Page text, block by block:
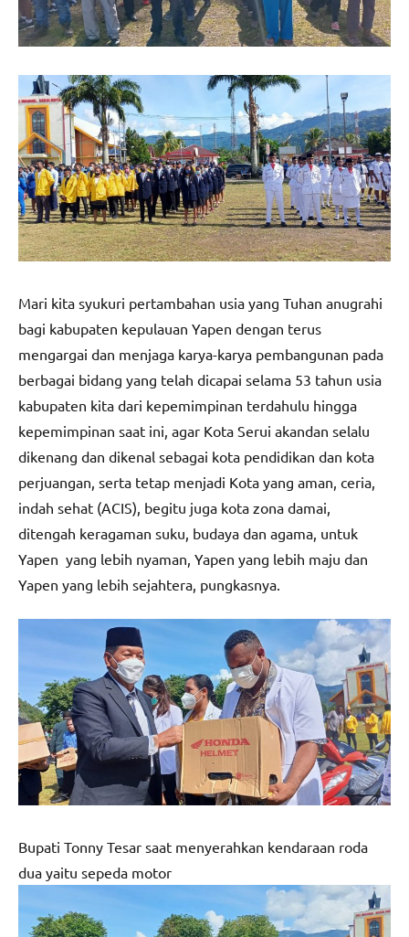
Mari kita syukuri pertambahan usia yang Tuhan anugrahi
bagi kabupaten kepulauan Yapen dengan terus
mengargai dan menjaga karya-karya pembangunan pada
berbagai bidang yang telah dicapai selama 53 tahun usia
kabupaten kita dari kepemimpinan terdahulu hingga
kepemimpinan saat ini, agar Kota Serui akandan selalu
dikenang dan dikenal sebagai kota pendidikan dan kota
perjuangan, serta tetap menjadi Kota yang aman, ceria,
indah sehat (ACIS), begitu juga kota zona damai,
ditengah keragaman suku, budaya dan agama, untuk
Yapen yang lebih nyaman, Yapen yang lebih maju dan
Yapen yang lebih sejahtera, pungkasnya.
Bupati Tonny Tesar saat menyerahkan kendaraan roda
dua yaitu sepeda motor